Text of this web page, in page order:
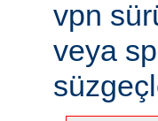
vpn
veya